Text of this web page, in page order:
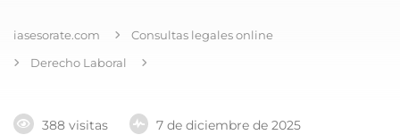
iasesorate.com
Consultas legales online
Derecho Laboral
388 visitas
7 de diciembre de 2025